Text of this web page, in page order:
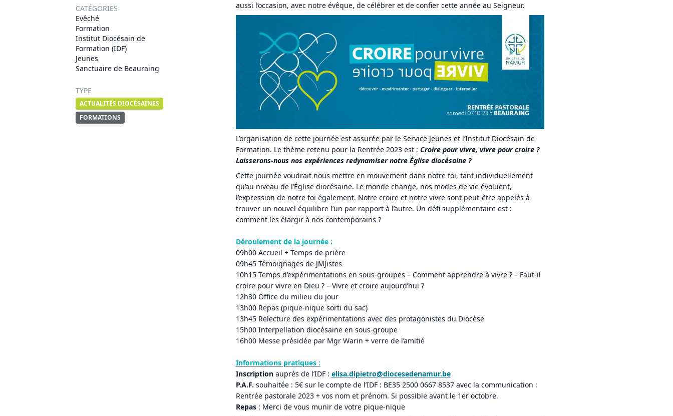
CATÉGORIES
Evêché
Formation
Institut Diocésain de
Formation (IDF)
Jeunes
Sanctuaire de Beauraing
TYPE
ACTUALITÉS DIOCÉSAINES
FORMATIONS
aussi l’occasion, avec notre évêque, de célébrer et de confier cette année au Seigneur.
L’organisation de cette journée est assurée par le Service Jeunes et l’Institut Diocésain de
Formation. Le thème retenu pour la Rentrée 2023 est : Croire pour vivre, vivre pour croire ?
Laisserons-nous nos expériences redynamiser notre Église diocésaine ?
Cette journée voudrait nous mettre en mouvement dans notre foi, tant individuellement
qu’au niveau de l’Église diocésaine. Le monde change, nos modes de vie évoluent,
l’expression de notre foi également. Notre croire et notre vivre sont peut-être appelés à
trouver un nouvel équilibre l’un par rapport à l’autre. Un défi supplémentaire est :
comment les élargir à nos contemporains ?
Déroulement de la journée :
09h00 Accueil + Temps de prière
09h45 Témoignages de JMJistes
10h15 Temps d’expérimentations en sous-groupes – Comment apprendre à vivre ? – Faut-il
croire pour vivre en Dieu ? – Vivre et croire aujourd’hui ?
12h30 Office du milieu du jour
13h00 Repas (pique-nique sorti du sac)
13h45 Relecture des expérimentations avec des protagonistes du Diocèse
15h00 Interpellation diocésaine en sous-groupe
16h00 Messe présidée par Mgr Warin + verre de l’amitié
Informations pratiques :
Inscription auprès de l’IDF : elisa.dipietro@diocesedenamur.be
P.A.F. souhaitée : 5€ sur le compte de l’IDF : BE35 2500 0667 8537 avec la communication :
Rentrée pastorale 2023 + vos nom et prénom. Si possible avant le 1er octobre.
Repas : Merci de vous munir de votre pique-nique